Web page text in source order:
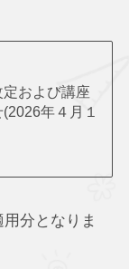
定および講座
年４月１
分となりま